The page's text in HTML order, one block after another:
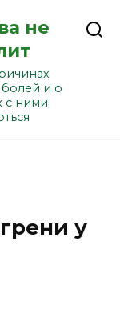
не
и о
с ними
у